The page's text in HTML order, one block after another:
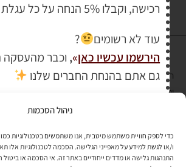
ניהול הסכמות
ו/או לגשת למידע על מאפייני הגלישה. הסכמה לטכנולוגיות אלו
התנהגות גלישה או מדדים ייחודיים באתר זה. אי הסכמה או
והעומד בתקן אבטחה PCI DSS Level-1
לתקנון האתר»
רכישה, וקבלו 5% הנחה על כל עגלת הקניות.
עוד לא רשומים
?
הירשמו עכשיו כאן»
, וכבר מהעסקה
גם אתם בהנחת החברים שלנו